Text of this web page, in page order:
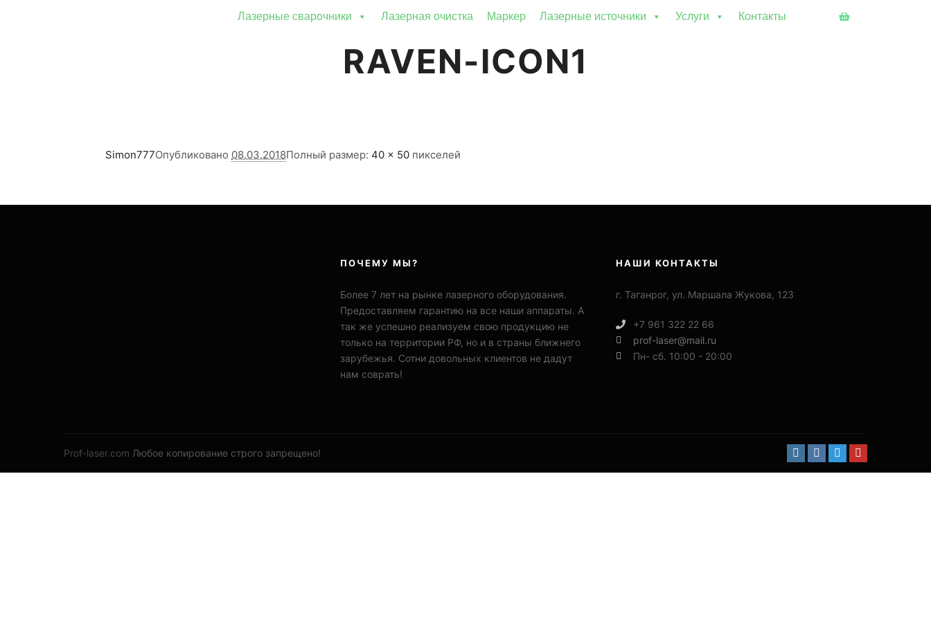
Лазерные сварочники Лазерная очистка Маркер Лазерные источники Услуги Контакты
RAVEN-ICON1
Simon777Опубликовано 08.03.2018Полный размер: 40 × 50 пикселей
ПОЧЕМУ МЫ?
Более 7 лет на рынке лазерного оборудования.
Предоставляем гарантию на все наши аппараты. А
так же успешно реализуем свою продукцию не
только на территории РФ, но и в страны ближнего
зарубежья. Сотни довольных клиентов не дадут
нам соврать!
НАШИ КОНТАКТЫ
г. Таганрог, ул. Маршала Жукова, 123
+7 961 322 22 66
prof-laser@mail.ru
Пн- сб. 10:00 - 20:00
Prof-laser.com Любое копирование строго запрещено!